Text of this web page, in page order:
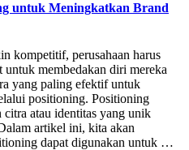
untuk Meningkatkan Brand
kompetitif, perusahaan harus
membedakan diri mereka
yang paling efektif untuk
positioning. Positioning
citra atau identitas yang unik
artikel ini, kita akan
dapat digunakan untuk …